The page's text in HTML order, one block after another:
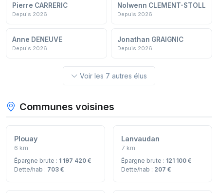
Pierre CARRERIC
Depuis 2026
Nolwenn CLEMENT-STOLL
Depuis 2026
Anne DENEUVE
Depuis 2026
Jonathan GRAIGNIC
Depuis 2026
Voir les 7 autres élus
Communes voisines
Plouay
6 km
Épargne brute : 1 197 420 €
Dette/hab : 703 €
Lanvaudan
7 km
Épargne brute : 121 100 €
Dette/hab : 207 €